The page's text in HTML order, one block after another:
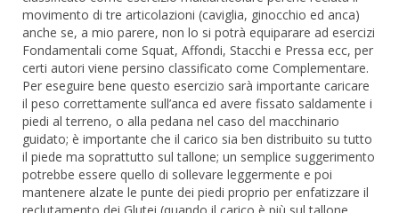
movimento di tre articolazioni (caviglia, ginocchio ed anca)
anche se, a mio parere, non lo si potrà equiparare ad esercizi
Fondamentali come Squat, Affondi, Stacchi e Pressa ecc, per
certi autori viene persino classificato come Complementare.
Per eseguire bene questo esercizio sarà importante caricare
il peso correttamente sull’anca ed avere fissato saldamente i
piedi al terreno, o alla pedana nel caso del macchinario
guidato; è importante che il carico sia ben distribuito su tutto
il piede ma soprattutto sul tallone; un semplice suggerimento
potrebbe essere quello di sollevare leggermente e poi
mantenere alzate le punte dei piedi proprio per enfatizzare il